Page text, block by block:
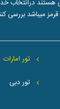
درانتخاب
میباشد
تور امارات
تور دبی